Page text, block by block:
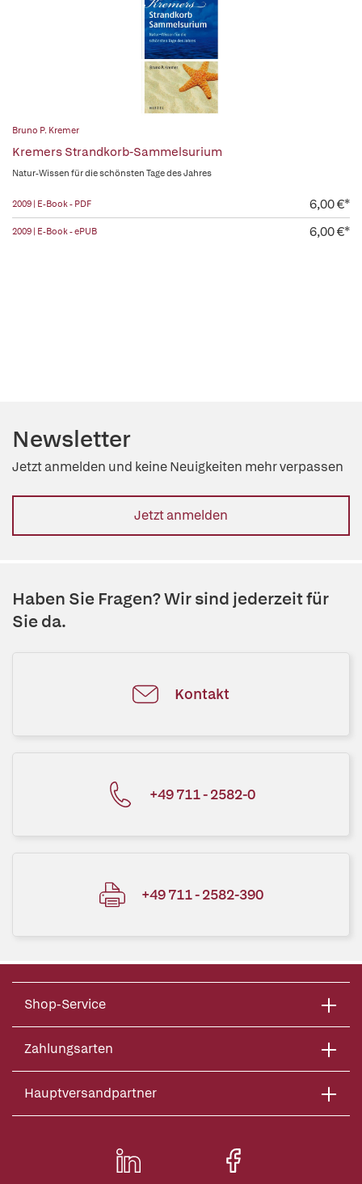
Bruno P. Kremer
Kremers Strandkorb-Sammelsurium
Natur-Wissen für die schönsten Tage des Jahres
2009 | E-Book - PDF 6,00 €*
2009 | E-Book - ePUB 6,00 €*
Newsletter
Jetzt anmelden und keine Neuigkeiten mehr verpassen
Jetzt anmelden
Haben Sie Fragen? Wir sind jederzeit für
Sie da.
Kontakt
+49 711 - 2582-0
+49 711 - 2582-390
Shop-Service
Zahlungsarten
Hauptversandpartner